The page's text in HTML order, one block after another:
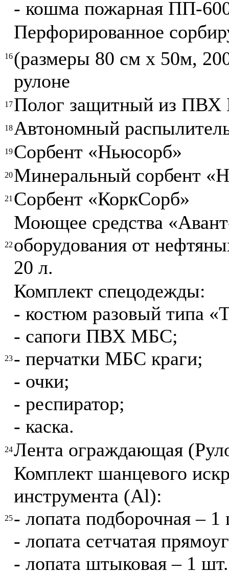
- кошма пожарная ПП-
16
Перфорированное
(размеры 80 см х 50м,
рулоне
17Полог защитный из ПВХ
18Автономный
19Сорбент «Ньюсорб»
20Минеральный сорбент
21 Сорбент «КоркСорб»
22
Моющее средства
оборудования от
20 л.
23
Комплект спецодежды:
- костюм разовый типа
- сапоги ПВХ МБС;
- перчатки МБС краги;
- очки;
- респиратор;
- каска.
24Лента ограждающая
25
Комплект шанцевого
инструмента (Al):
- лопата подборочная –
- лопата сетчатая
- лопата штыковая – 1 шт.